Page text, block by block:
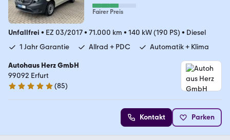
Fairer Preis
Unfallfrei • EZ 03/2017• 71.000 km • 140 kW (190 PS) • Diesel
1 Jahr Garantie
Allrad + PDC Automatik + Klima
Autohaus Herz GmbH
99092 Erfurt
4.8 Sterne
(85)
Kontakt Parken